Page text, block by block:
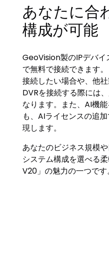
あなたに合
構成が可能
GeoVision製のIPデバイ
で無料で接続できます
接続したい場合や、他
DVRを接続する際には
なります。また、AI機
も、AIライセンスの追
現します。
あなたのビジネス規模
システム構成を選べる
V20」の魅力の一つです。